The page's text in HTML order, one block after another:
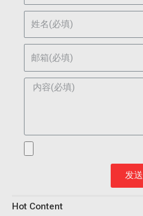
发送
Hot Content